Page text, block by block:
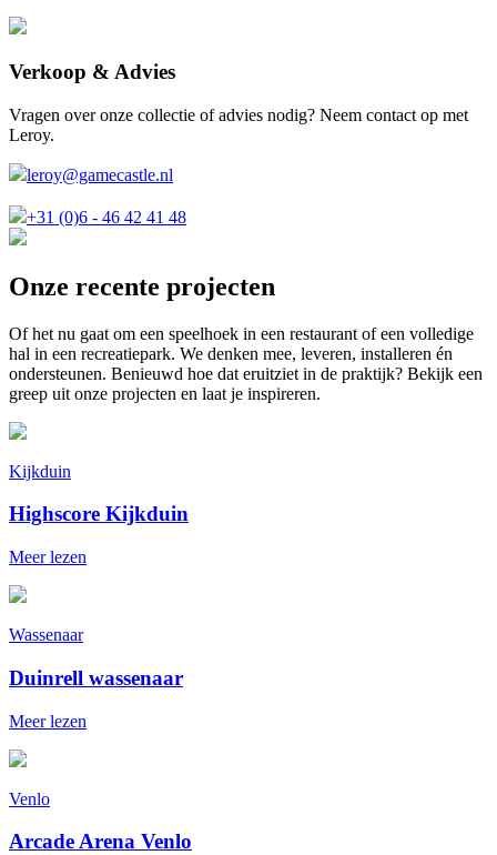
Verkoop & Advies
Vragen over onze collectie of advies nodig? Neem contact op met
Leroy.
leroy@gamecastle.nl
+31 (0)6 - 46 42 41 48
Onze recente projecten
Of het nu gaat om een speelhoek in een restaurant of een volledige
hal in een recreatiepark. We denken mee, leveren, installeren én
ondersteunen. Benieuwd hoe dat eruitziet in de praktijk? Bekijk een
greep uit onze projecten en laat je inspireren.
Kijkduin
Highscore Kijkduin
Meer lezen
Wassenaar
Duinrell wassenaar
Meer lezen
Venlo
Arcade Arena Venlo